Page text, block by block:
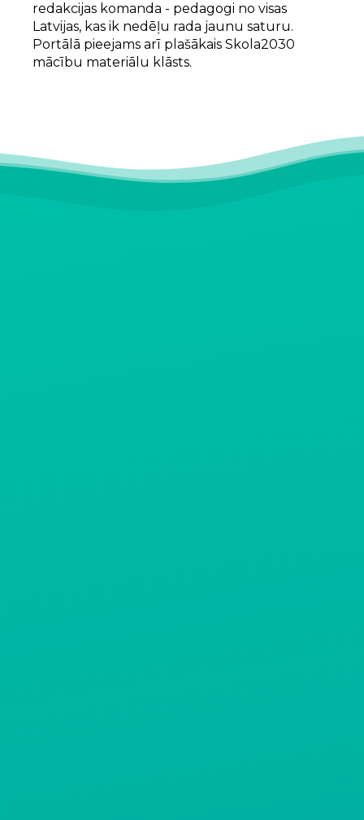
redakcijas komanda - pedagogi no visas
Latvijas, kas ik nedēļu rada jaunu saturu.
Portālā pieejams arī plašākais Skola2030
mācību materiālu klāsts.